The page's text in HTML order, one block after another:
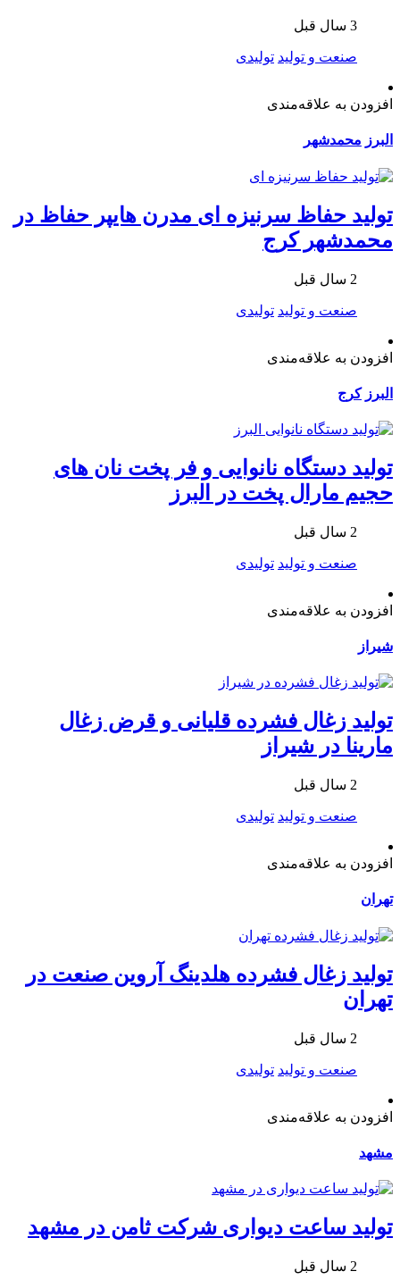
3 سال قبل
صنعت و تولید تولیدی
افزودن به علاقه‌مندی
البرز محمدشهر
تولید حفاظ سرنیزه ای مدرن هایپر حفاظ در
محمدشهر کرج
2 سال قبل
صنعت و تولید تولیدی
افزودن به علاقه‌مندی
البرز کرج
تولید دستگاه نانوایی و فر پخت نان های
حجیم مارال پخت در البرز
2 سال قبل
صنعت و تولید تولیدی
افزودن به علاقه‌مندی
شیراز
تولید زغال فشرده قلیانی و قرض زغال
مارینا در شیراز
2 سال قبل
صنعت و تولید تولیدی
افزودن به علاقه‌مندی
تهران
تولید زغال فشرده هلدینگ آروین صنعت در
تهران
2 سال قبل
صنعت و تولید تولیدی
افزودن به علاقه‌مندی
مشهد
تولید ساعت دیواری شرکت ثامن در مشهد
2 سال قبل